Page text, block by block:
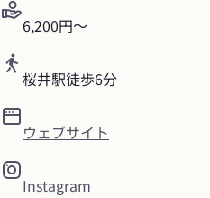
6,200円〜
桜井駅徒歩6分
ウェブサイト
Instagram